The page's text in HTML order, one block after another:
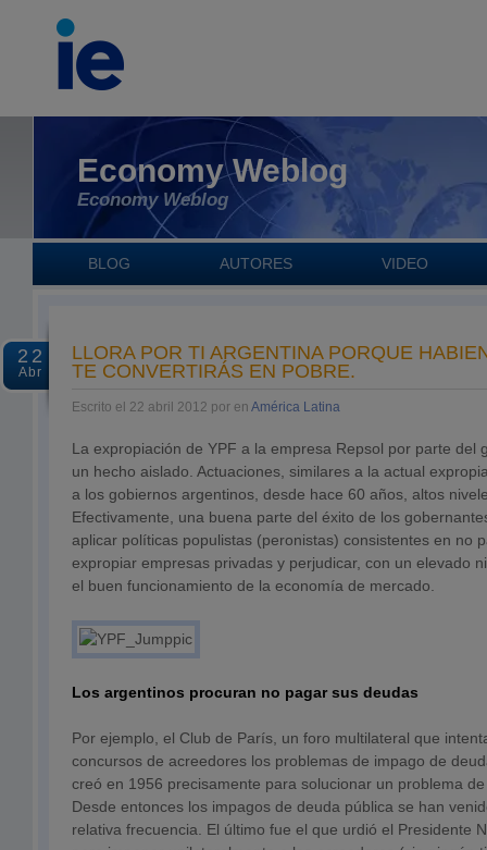
Economy Weblog
Economy Weblog
BLOG AUTORES VIDEO
22
Abr
LLORA POR TI ARGENTINA PORQUE
TE CONVERTIRÁS EN POBRE.
Escrito el 22 abril 2012 por en América Latina
La expropiación de YPF a la empresa Repsol por parte del
un hecho aislado. Actuaciones, similares a la actual
a los gobiernos argentinos, desde hace 60 años, altos
Efectivamente, una buena parte del éxito de los
aplicar políticas populistas (peronistas) consistentes en no
expropiar empresas privadas y perjudicar, con un elevado
el buen funcionamiento de la economía de mercado.
Los argentinos procuran no pagar sus deudas
Por ejemplo, el Club de París, un foro multilateral que
concursos de acreedores los problemas de impago de
creó en 1956 precisamente para solucionar un problema
Desde entonces los impagos de deuda pública se han
relativa frecuencia. El último fue el que urdió el Presidente